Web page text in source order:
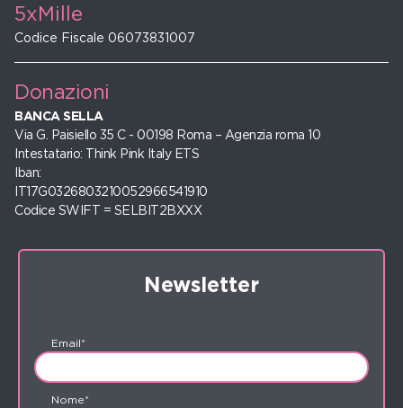
5xMille
Codice Fiscale 06073831007
Donazioni
BANCA SELLA
Via G. Paisiello 35 C - 00198 Roma – Agenzia roma 10
Intestatario: Think Pink Italy ETS
Iban:
IT17G0326803210052966541910
Codice SWIFT = SELBIT2BXXX
Newsletter
Email*
Nome*